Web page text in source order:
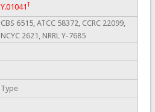
Y.01041T
CBS 6515, ATCC 58372, CCRC 22099,
NCYC 2621, NRRL Y-7685
Type